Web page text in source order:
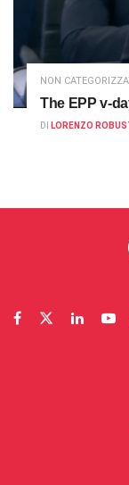
NON
The EPP v-
DI LORENZO